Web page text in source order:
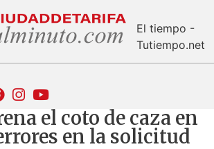
El tiempo -
Tutiempo.net
el coto de caza en
en la solicitud